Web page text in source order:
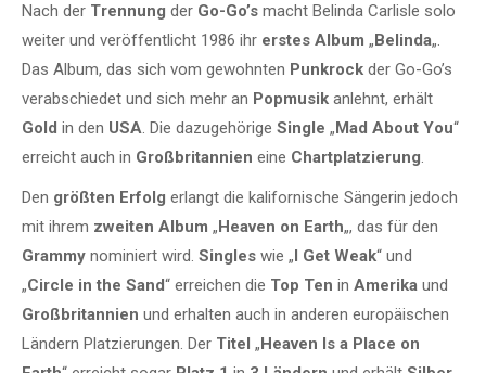
Nach der Trennung der Go-Go’s macht Belinda Carlisle solo
weiter und veröffentlicht 1986 ihr erstes Album „Belinda„.
Das Album, das sich vom gewohnten Punkrock der Go-Go’s
verabschiedet und sich mehr an Popmusik anlehnt, erhält
Gold in den USA. Die dazugehörige Single „Mad About You“
erreicht auch in Großbritannien eine Chartplatzierung.
Den größten Erfolg erlangt die kalifornische Sängerin jedoch
mit ihrem zweiten Album „Heaven on Earth„, das für den
Grammy nominiert wird. Singles wie „I Get Weak“ und
„Circle in the Sand“ erreichen die Top Ten in Amerika und
Großbritannien und erhalten auch in anderen europäischen
Ländern Platzierungen. Der Titel „Heaven Is a Place on